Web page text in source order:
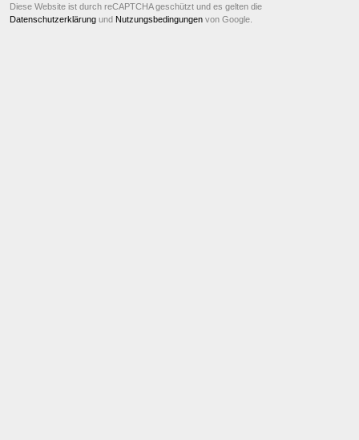
Diese Website ist durch reCAPTCHA geschützt und es gelten die
Datenschutzerklärung und Nutzungsbedingungen von Google.